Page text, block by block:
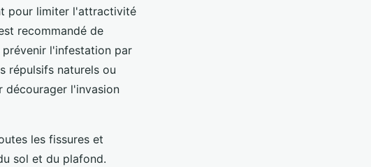
pour limiter l'attractivité
recommandé de
l'infestation par
répulsifs naturels ou
décourager l'invasion
les fissures et
sol et du plafond.